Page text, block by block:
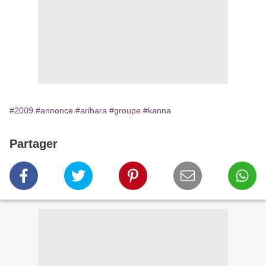
#2009 #annonce #arihara #groupe #kanna
Partager